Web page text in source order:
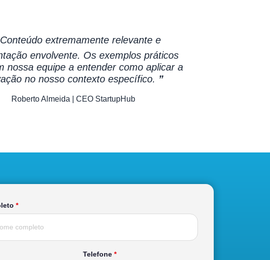
Conteúdo extremamente relevante e
envolvente. Os exemplos práticos
nossa equipe a entender como aplicar a
no nosso contexto específico. ”
Roberto Almeida | CEO StartupHub
*
Telefone *